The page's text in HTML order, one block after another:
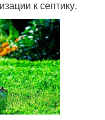
к септику.